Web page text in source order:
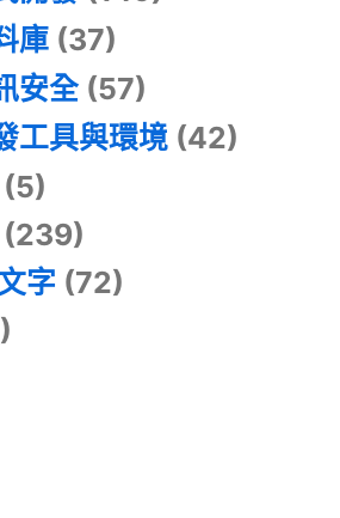
庫(37)
安全(57)
工具與環境(42)
(5)
(239)
字 (72)